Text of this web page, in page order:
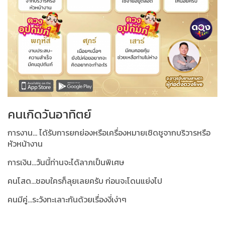
คนเกิดวันอาทิตย์
การงาน... ได้รับการยกย่องหรือเครื่องหมายเชิดชูจากบริวารหรือ
หัวหน้างาน
การเงิน...วันนี้ท่านจะได้ลาภเป็นพิเศษ
คนโสด...ชอบใครก็ลุยเลยครับ ก่อนจะโดนแย่งไป
คนมีคู่...ระวังทะเลาะกันด้วยเรื่องงี่เง่าๆ